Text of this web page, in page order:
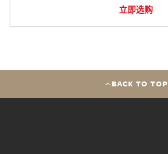
立即选购
BACK TO TOP